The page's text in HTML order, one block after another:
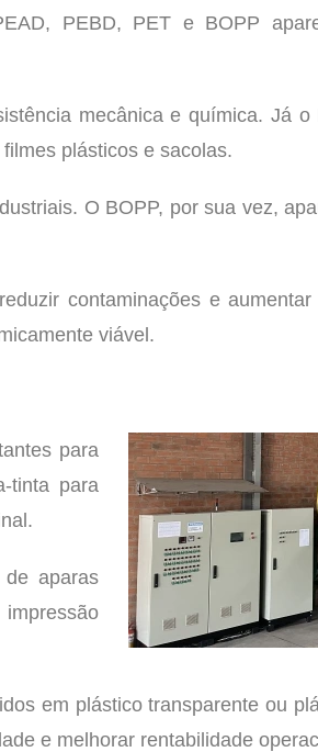
PEBD, PET e BOPP
mecânica e química. Já o
plásticos e sacolas.
O BOPP, por sua vez,
contaminações e
viável.
para
tinta para
de aparas
em plástico transparente ou
e melhorar rentabilidade